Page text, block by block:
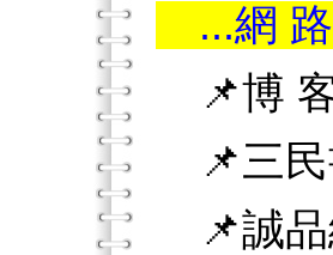
...網
📌博
📌三民
📌誠品